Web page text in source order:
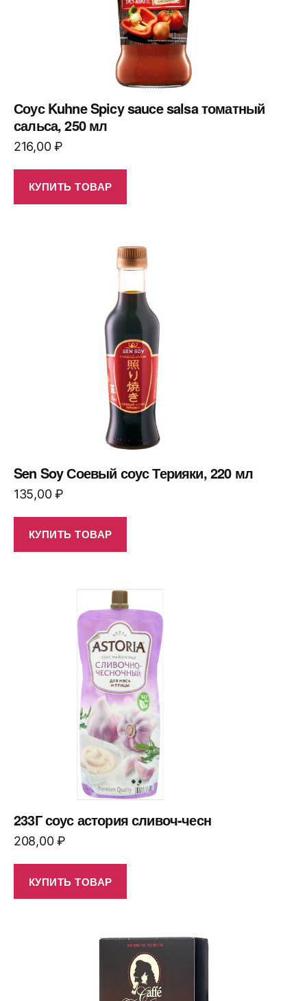
Соус Kuhne Spicy sauce salsa томатный
сальса, 250 мл
216,00₽
КУПИТЬ ТОВАР
Sen Soy Соевый соус Терияки, 220 мл
135,00₽
КУПИТЬ ТОВАР
233Г соус астория сливоч-чесн
208,00₽
КУПИТЬ ТОВАР